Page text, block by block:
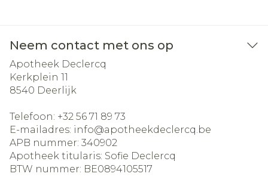
Neem contact met ons op
Apotheek Declercq
Kerkplein 11
8540 Deerlijk
Telefoon: +32 56 71 89 73
E-mailadres: info@apotheekdeclercq.be
APB nummer: 340902
Apotheek titularis: Sofie Declercq
BTW nummer: BE0894105517